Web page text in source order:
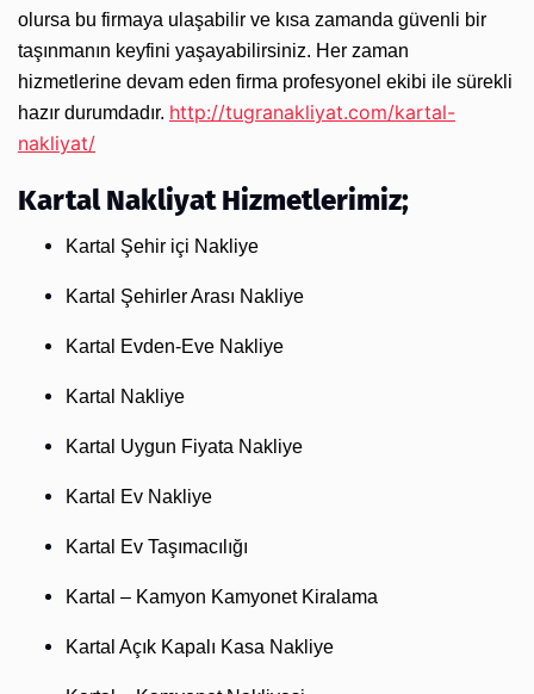
olursa bu firmaya ulaşabilir ve kısa zamanda güvenli bir
taşınmanın keyfini yaşayabilirsiniz. Her zaman
hizmetlerine devam eden firma profesyonel ekibi ile sürekli
hazır durumdadır. http://tugranakliyat.com/kartal-
nakliyat/
Kartal Nakliyat Hizmetlerimiz;
Kartal Şehir içi Nakliye
Kartal Şehirler Arası Nakliye
Kartal Evden-Eve Nakliye
Kartal Nakliye
Kartal Uygun Fiyata Nakliye
Kartal Ev Nakliye
Kartal Ev Taşımacılığı
Kartal – Kamyon Kamyonet Kiralama
Kartal Açık Kapalı Kasa Nakliye